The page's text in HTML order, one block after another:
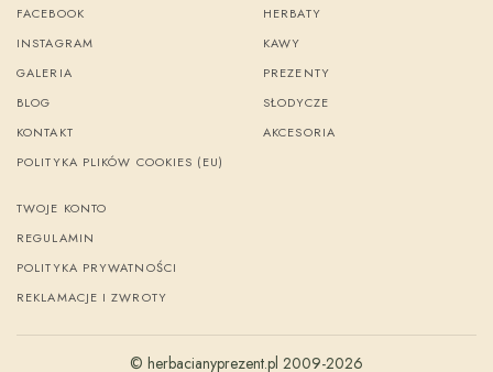
FACEBOOK
INSTAGRAM
GALERIA
BLOG
KONTAKT
POLITYKA PLIKÓW COOKIES (EU)
HERBATY
KAWY
PREZENTY
SŁODYCZE
AKCESORIA
TWOJE KONTO
REGULAMIN
POLITYKA PRYWATNOŚCI
REKLAMACJE I ZWROTY
© herbacianyprezent.pl 2009-2026